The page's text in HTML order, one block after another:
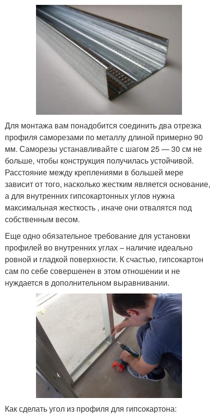
Для монтажа вам понадобится соединить два отрезка
профиля саморезами по металлу длиной примерно 90
мм. Саморезы устанавливайте с шагом 25 — 30 см не
больше, чтобы конструкция получилась устойчивой.
Расстояние между креплениями в большей мере
зависит от того, насколько жестким является основание,
а для внутренних гипсокартонных углов нужна
максимальная жесткость , иначе они отвалятся под
собственным весом.
Еще одно обязательное требование для установки
профилей во внутренних углах – наличие идеально
ровной и гладкой поверхности. К счастью, гипсокартон
сам по себе совершенен в этом отношении и не
нуждается в дополнительном выравнивании.
Как сделать угол из профиля для гипсокартона: